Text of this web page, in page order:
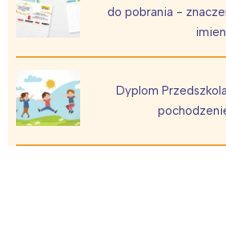
do pobrania -
Dyplom